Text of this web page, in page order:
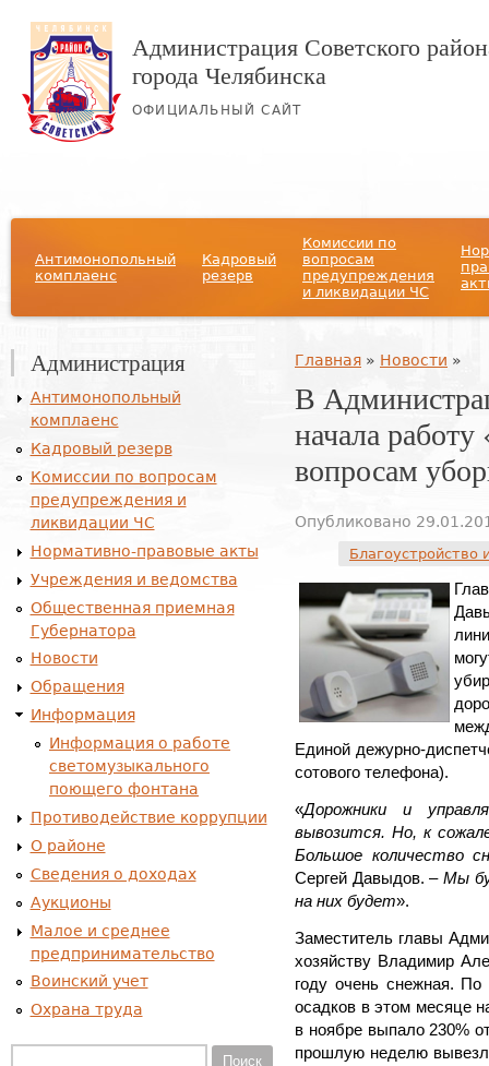
Администрация Советского
города Челябинска
ОФИЦИАЛЬНЫЙ САЙТ
Антимонопольный
комплаенс
Кадровый
резерв
Комиссии по
вопросам
предупреждения
и ликвидации ЧС
Вы здесь
Главная » Новости »
В
начала
вопросам
Опубликовано
Единой дежурно-
сотового телефона).
«Дорожники и
вывозится. Но, к
Большое количество
Сергей Давыдов. – Мы
на них будет».
Заместитель главы
хозяйству Владимир
году очень снежная. По
осадков в этом месяце
в ноябре выпало 230%
прошлую неделю
Администрация
Антимонопольный
комплаенс
Кадровый резерв
Комиссии по вопросам
предупреждения и
ликвидации ЧС
Нормативно-правовые акты
Учреждения и ведомства
Общественная приемная
Губернатора
Новости
Обращения
Информация
Информация о работе
светомузыкального
поющего фонтана
Противодействие коррупции
О районе
Сведения о доходах
Аукционы
Малое и среднее
предпринимательство
Воинский учет
Охрана труда
Поиск